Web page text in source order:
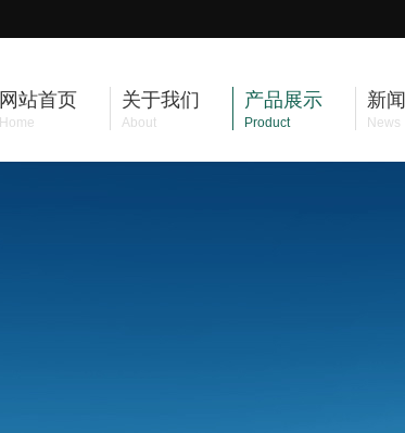
网站首页
Home
关于我们
About
产品展示
Product
新
News